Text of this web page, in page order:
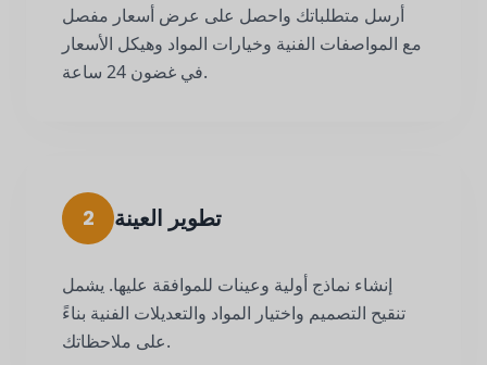
أرسل متطلباتك واحصل على عرض أسعار مفصل
مع المواصفات الفنية وخيارات المواد وهيكل الأسعار
في غضون 24 ساعة.
2 تطوير العينة
إنشاء نماذج أولية وعينات للموافقة عليها. يشمل
تنقيح التصميم واختيار المواد والتعديلات الفنية بناءً
على ملاحظاتك.